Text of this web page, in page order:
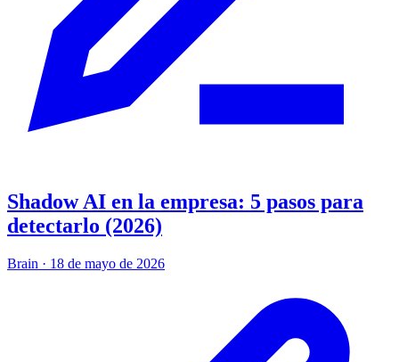
Shadow AI en la empresa: 5 pasos para
detectarlo (2026)
Brain · 18 de mayo de 2026